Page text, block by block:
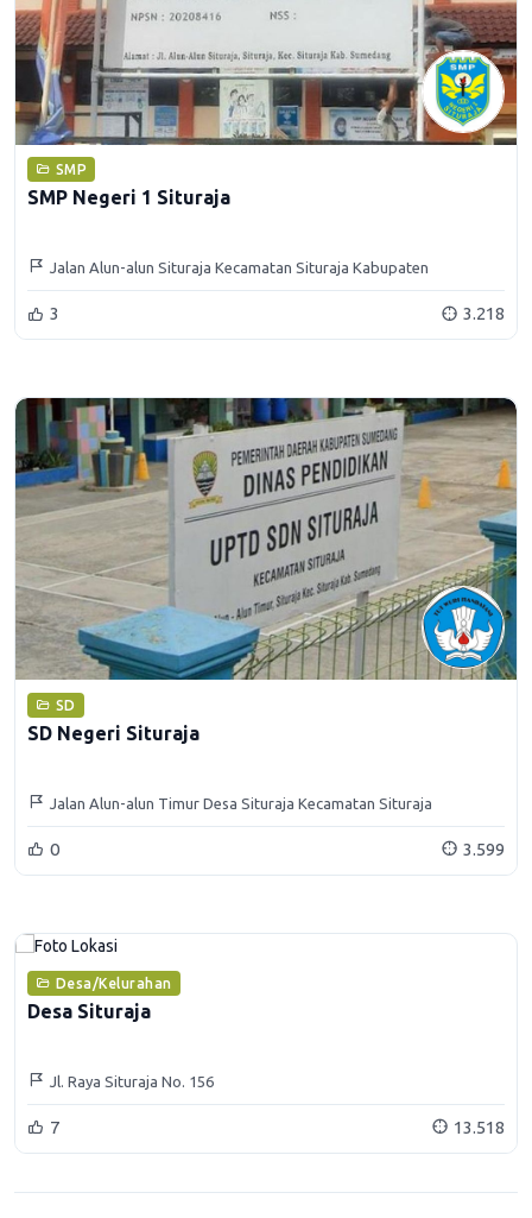
SMP
SMP Negeri 1 Situraja
Jalan Alun-alun Situraja Kecamatan Situraja Kabupaten
Sumedang
3 3.218
SD
SD Negeri Situraja
Jalan Alun-alun Timur Desa Situraja Kecamatan Situraja
Kabupaten Sumedang
0 3.599
Desa/Kelurahan
Desa Situraja
Jl. Raya Situraja No. 156
7 13.518